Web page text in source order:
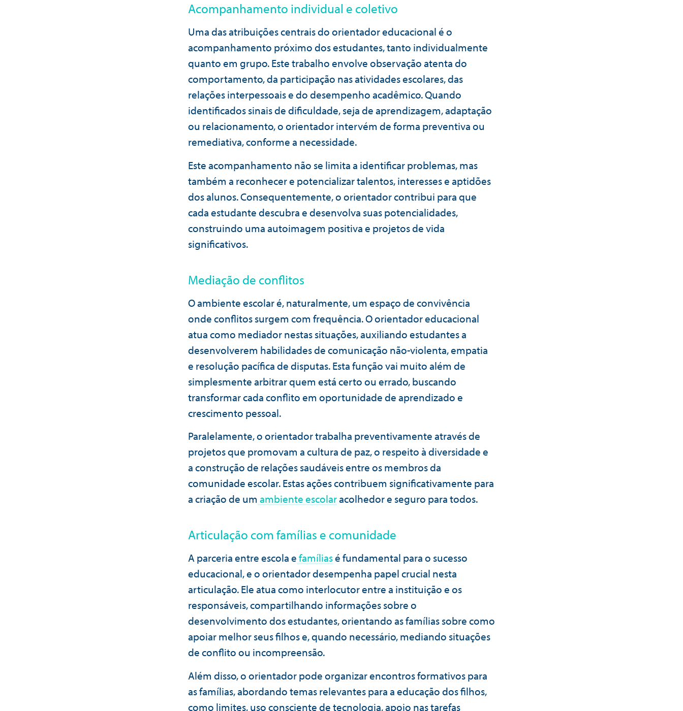
Acompanhamento individual e coletivo
Uma das atribuições centrais do orientador educacional é o
acompanhamento próximo dos estudantes, tanto individualmente
quanto em grupo. Este trabalho envolve observação atenta do
comportamento, da participação nas atividades escolares, das
relações interpessoais e do desempenho acadêmico. Quando
identificados sinais de dificuldade, seja de aprendizagem, adaptação
ou relacionamento, o orientador intervém de forma preventiva ou
remediativa, conforme a necessidade.
Este acompanhamento não se limita a identificar problemas, mas
também a reconhecer e potencializar talentos, interesses e aptidões
dos alunos. Consequentemente, o orientador contribui para que
cada estudante descubra e desenvolva suas potencialidades,
construindo uma autoimagem positiva e projetos de vida
significativos.
Mediação de conflitos
O ambiente escolar é, naturalmente, um espaço de convivência
onde conflitos surgem com frequência. O orientador educacional
atua como mediador nestas situações, auxiliando estudantes a
desenvolverem habilidades de comunicação não-violenta, empatia
e resolução pacífica de disputas. Esta função vai muito além de
simplesmente arbitrar quem está certo ou errado, buscando
transformar cada conflito em oportunidade de aprendizado e
crescimento pessoal.
Paralelamente, o orientador trabalha preventivamente através de
projetos que promovam a cultura de paz, o respeito à diversidade e
a construção de relações saudáveis entre os membros da
comunidade escolar. Estas ações contribuem significativamente para
a criação de um ambiente escolaracolhedor e seguro para todos.
Articulação com famílias e comunidade
A parceria entre escola efamíliasé fundamental para o sucesso
educacional, e o orientador desempenha papel crucial nesta
articulação. Ele atua como interlocutor entre a instituição e os
responsáveis, compartilhando informações sobre o
desenvolvimento dos estudantes, orientando as famílias sobre como
apoiar melhor seus filhos e, quando necessário, mediando situações
de conflito ou incompreensão.
Além disso, o orientador pode organizar encontros formativos para
as famílias, abordando temas relevantes para a educação dos filhos,
como limites, uso consciente de tecnologia, apoio nas tarefas